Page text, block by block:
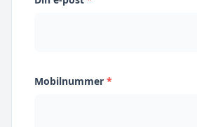
Mobilnummer *